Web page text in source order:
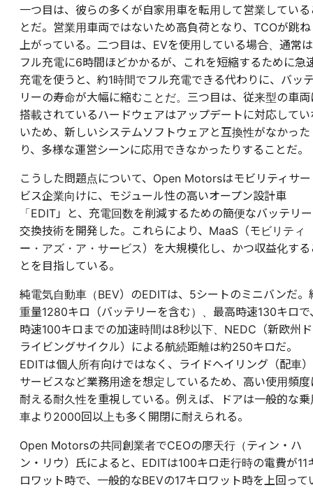
一つ目は、彼らの多くが自家用車を転用して営業している
とだ。営業用車両ではないため高負荷となり、TCOが跳ね
上がっている。二つ目は、EVを使用している場合、通常は
フル充電に6時間ほどかかるが、これを短縮するために急
充電を使うと、約1時間でフル充電できる代わりに、バッ
リーの寿命が大幅に縮むことだ。三つ目は、従来型の車両
搭載されているハードウェアはアップデートに対応してい
いため、新しいシステムソフトウェアと互換性がなかった
り、多様な運営シーンに応用できなかったりすることだ。
こうした問題点について、Open Motorsはモビリティサー
ビス企業向けに、モジュール性の高いオープン設計車
「EDIT」と、充電回数を削減するための簡便なバッテリー
交換技術を開発した。これらにより、MaaS（モビリティ
ー・アズ・ア・サービス）を大規模化し、かつ収益化する
とを目指している。
純電気自動車（BEV）のEDITは、5シートのミニバンだ。
重量1280キロ（バッテリーを含む）、最高時速130キロで
時速100キロまでの加速時間は8秒以下、NEDC（新欧州ド
ライビングサイクル）による航続距離は約250キロだ。
EDITは個人所有向けではなく、ライドヘイリング（配車）
サービスなど業務用途を想定しているため、高い使用頻度
耐える耐久性を重視している。例えば、ドアは一般的な乗
車より2000回以上も多く開閉に耐えられる。
Open Motorsの共同創業者でCEOの廖天行（ティン・ハ
ン・リウ）氏によると、EDITは100キロ走行時の電費が11
ロワット時で、一般的なBEVの17キロワット時を上回って